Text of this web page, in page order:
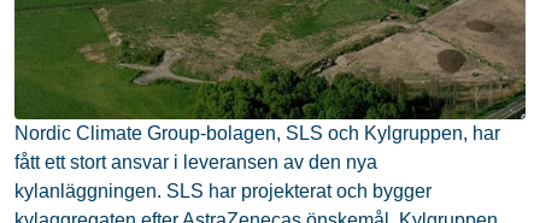
Nordic Climate Group-bolagen, SLS och Kylgruppen, har
fått ett stort ansvar i leveransen av den nya
kylanläggningen. SLS har projekterat och bygger